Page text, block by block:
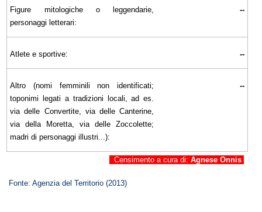
Figure mitologiche o leggendarie,
personaggi letterari:
--
Atlete e sportive: --
Altro (nomi femminili non identificati;
toponimi legati a tradizioni locali, ad es.
via delle Convertite, via delle Canterine,
via della Moretta, via delle Zoccolette;
madri di personaggi illustri...):
--
Censimento a cura di: Agnese Onnis
Fonte: Agenzia del Territorio (2013)